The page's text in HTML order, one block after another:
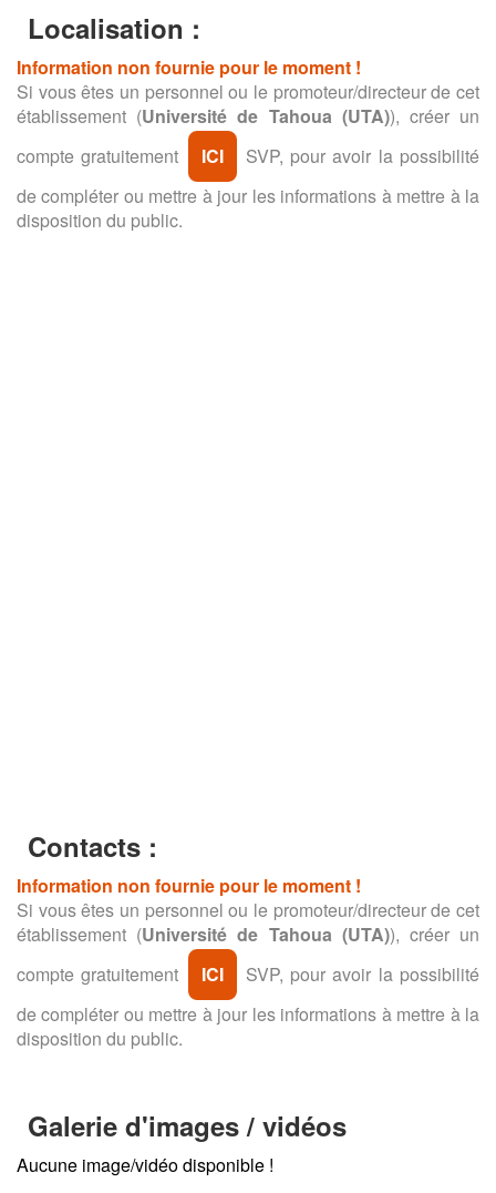
Localisation :
Information non fournie pour le moment !
Si vous êtes un personnel ou le promoteur/directeur de cet
établissement (Université de Tahoua (UTA)), créer un
compte gratuitement
ICI
SVP, pour avoir la possibilité
de compléter ou mettre à jour les informations à mettre à la
disposition du public.
Contacts :
Information non fournie pour le moment !
Si vous êtes un personnel ou le promoteur/directeur de cet
établissement (Université de Tahoua (UTA)), créer un
compte gratuitement
ICI
SVP, pour avoir la possibilité
de compléter ou mettre à jour les informations à mettre à la
disposition du public.
Galerie d'images / vidéos
Aucune image/vidéo disponible !